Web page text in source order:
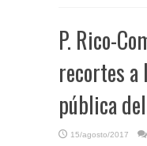
P. Rico-
recortes a
pública
15/agosto/2017